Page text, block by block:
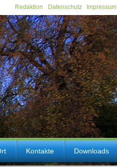
Redaktion Datenschutz Impressum
Kontakte Downloads